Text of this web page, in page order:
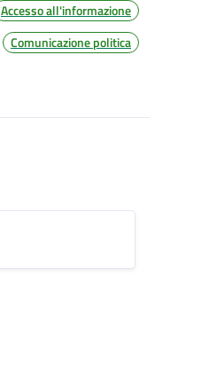
Accesso all'informazione
Comunicazione politica